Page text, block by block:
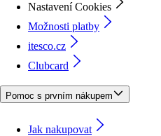
Nastavení Cookies
Možnosti platby
itesco.cz
Clubcard
Pomoc s prvním nákupem
Jak nakupovat